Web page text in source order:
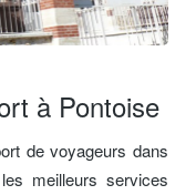
à Pontoise
de voyageurs dans
meilleurs services